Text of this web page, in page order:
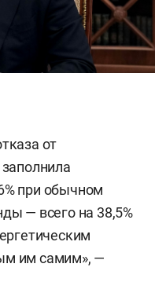
от
при обычном
— всего на 38,5%
им самим», —